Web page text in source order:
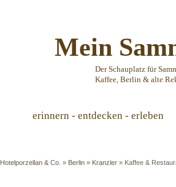
Mein
Der Schauplatz für
Kaffee, Berlin & alte
erinnern - entdecken - erleben
Hotelporzellan & Co. » Berlin » Kranzler » Kaffee &